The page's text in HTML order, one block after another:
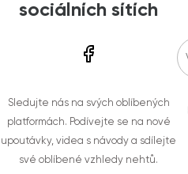
sociálních sítích
Sledujte nás na svých oblíbených
platformách. Podívejte se na nové
upoutávky, videa s návody a sdílejte
své oblíbené vzhledy nehtů.